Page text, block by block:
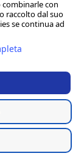
con
raccolto dal suo
se continua ad